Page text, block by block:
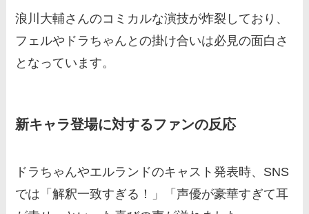
浪川大輔さんのコミカルな演技が炸裂しており、
フェルやドラちゃんとの掛け合いは必見の面白さ
となっています。
新キャラ登場に対するファンの反応
ドラちゃんやエルランドのキャスト発表時、SNS
では「解釈一致すぎる！」「声優が豪華すぎて耳